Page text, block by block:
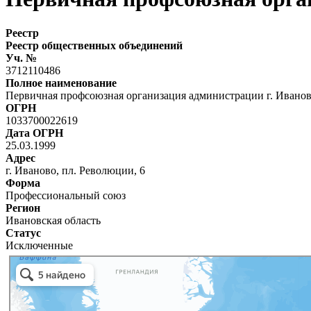
Реестр
Реестр общественных объединений
Уч. №
3712110486
Полное наименование
Первичная профсоюзная организация администрации г.
ОГРН
1033700022619
Дата ОГРН
25.03.1999
Адрес
г. Иваново, пл. Революции, 6
Форма
Профессиональный союз
Регион
Ивановская область
Статус
Исключенные